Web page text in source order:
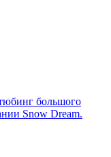
большого
Snow Dream.